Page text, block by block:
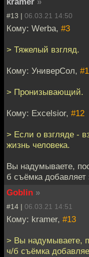
#13 | 06.03.21 14:50
Кому: Werba, #3
> Тяжелый взгляд.
Кому: УниверСол,
> Пронизывающий.
Кому: Excelsior, #12
> Если о взгляде -
жизнь человека.
Вы надумываете,
б съёмка
Goblin »
#14 | 06.03.21 14:51
Кому: kramer, #13
> Вы надумываете,
ч/б съёмка